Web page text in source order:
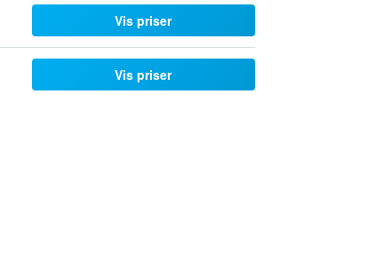
Vis priser
Vis priser